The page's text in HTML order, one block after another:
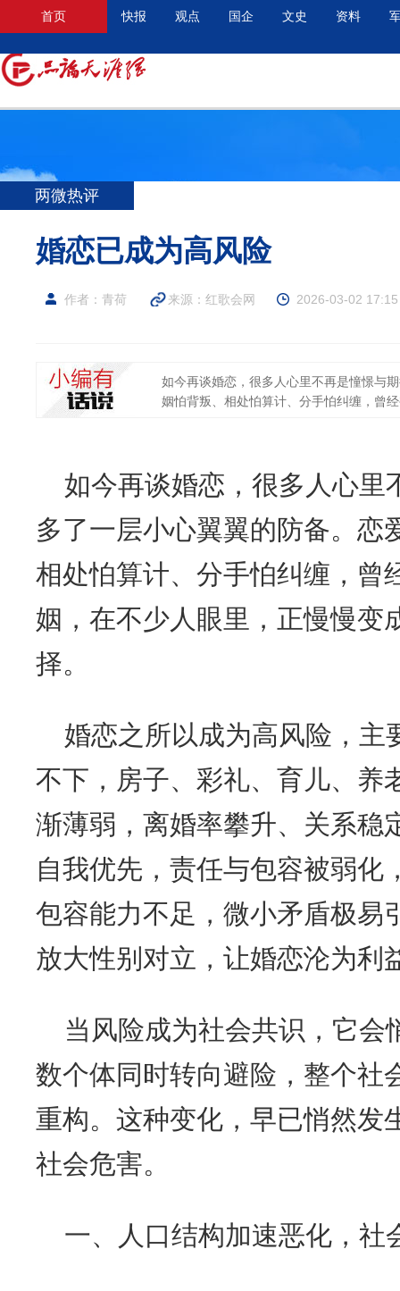
首页 快报 观点 国企 文史 资料
两微热评
婚恋已成为高风险
作者：青荷 来源： 红歌会网 2026-03-02 17:15
如今再谈婚恋，很多人心里不再是憧憬与
姻怕背叛、相处怕算计、分手怕纠缠，曾
如今再谈婚恋，很多人心里
多了一层小心翼翼的防备。恋
相处怕算计、分手怕纠缠，曾
姻，在不少人眼里，正慢慢变
择。
婚恋之所以成为高风险，主
不下，房子、彩礼、育儿、养
渐薄弱，离婚率攀升、关系稳
自我优先，责任与包容被弱化
包容能力不足，微小矛盾极易
放大性别对立，让婚恋沦为利
当风险成为社会共识，它会
数个体同时转向避险，整个社
重构。这种变化，早已悄然发
社会危害。
一、人口结构加速恶化，社